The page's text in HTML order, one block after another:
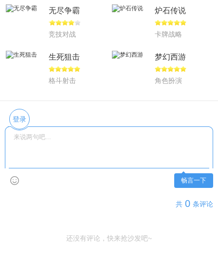
无尽争霸
竞技对战
炉石传说
卡牌战略
生死狙击
格斗射击
梦幻西游
角色扮演
登录
畅言一下
共 0 条评论
还没有评论，快来抢沙发吧~